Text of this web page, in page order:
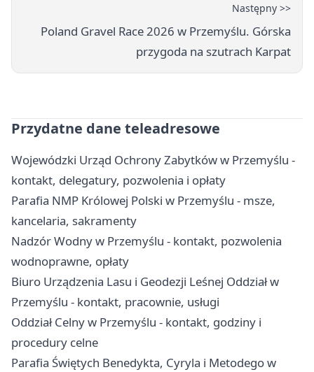
Następny >>
Poland Gravel Race 2026 w Przemyślu. Górska
przygoda na szutrach Karpat
Przydatne dane teleadresowe
Wojewódzki Urząd Ochrony Zabytków w Przemyślu -
kontakt, delegatury, pozwolenia i opłaty
Parafia NMP Królowej Polski w Przemyślu - msze,
kancelaria, sakramenty
Nadzór Wodny w Przemyślu - kontakt, pozwolenia
wodnoprawne, opłaty
Biuro Urządzenia Lasu i Geodezji Leśnej Oddział w
Przemyślu - kontakt, pracownie, usługi
Oddział Celny w Przemyślu - kontakt, godziny i
procedury celne
Parafia Świętych Benedykta, Cyryla i Metodego w